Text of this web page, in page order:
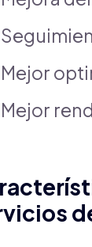
Mejor
Mejor